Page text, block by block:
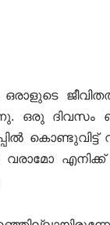
ഒരു ദിവസം
വരാമോ